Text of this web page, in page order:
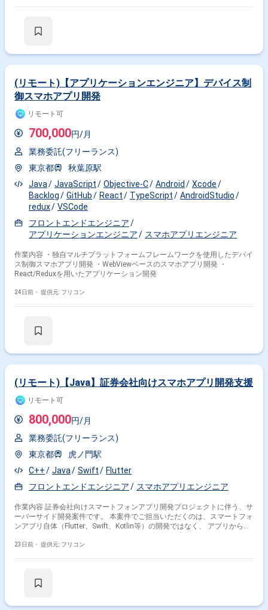
(リモート)【アプリケーションエンジニア】デバイス制
御スマホアプリ開発
リモート可
700,000円/月
業務委託(フリーランス)
東京都
秋葉原駅
Java
JavaScript Objective-C Android
Xcode
Backlog
GitHub React TypeScript
AndroidStudio
redux
VSCode
フロントエンドエンジニア
アプリケーションエンジニア
スマホアプリエンジニア
作業内容 ・独自マルチプラットフォームフレームワークを使用したデバイ
ス制御スマホアプリ開発 ・WebViewベースのスマホアプリ開発 ・
React/Reduxを用いたアプリケーション開発
24日前・ 提供元: フリコン
(リモート)【Java】証券会社向けスマホアプリ開発支援
リモート可
800,000円/月
業務委託(フリーランス)
東京都
虎ノ門駅
C++
Java Swift
Flutter
フロントエンドエンジニア
スマホアプリエンジニア
作業内容 証券会社向けスマートフォンアプリ開発プロジェクトに伴う、サ
ーバーサイド開発案件です。 本案件でご担当いただくのは、スマートフォ
ンアプリ自体（Flutter、Swift、Kotlin等）の開発ではなく、 アプリから利
23日前・ 提供元: フリコン
掛け合わせ条件で絞り込む
特徴で絞り込む
スマホアプリエンジニア × 副業